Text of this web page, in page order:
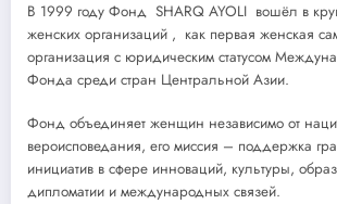
В 1999 году Фонд SHARQ AYOLI вошёл в
женских организаций , как первая женская
организация с юридическим статусом
Фонда среди стран Центральной Азии.
Фонд объединяет женщин независимо от
вероисповедания, его миссия – поддержка
инициатив в сфере инноваций, культуры,
дипломатии и международных связей.